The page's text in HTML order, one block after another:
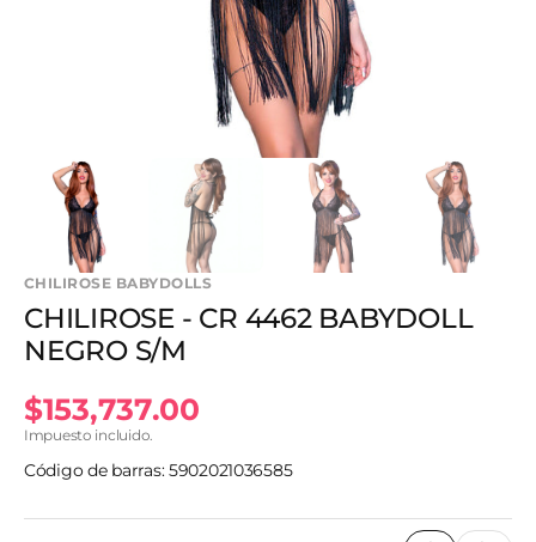
vista
de
galería
CHILIROSE BABYDOLLS
CHILIROSE - CR 4462 BABYDOLL
NEGRO S/M
Precio
habitual
$153,737.00
Impuesto incluido.
Código de barras: 5902021036585